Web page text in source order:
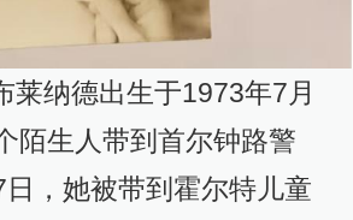
莱纳德出生于1973年7月
陌生人带到首尔钟路警
，她被带到霍尔特儿童